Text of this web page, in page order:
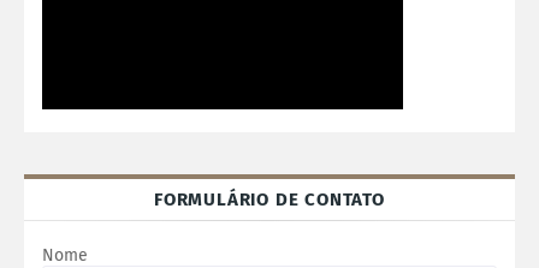
FORMULÁRIO DE CONTATO
Nome